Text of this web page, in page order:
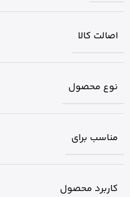
اصالت کالا
نوع محصول
مناسب برای
کاربرد محصول